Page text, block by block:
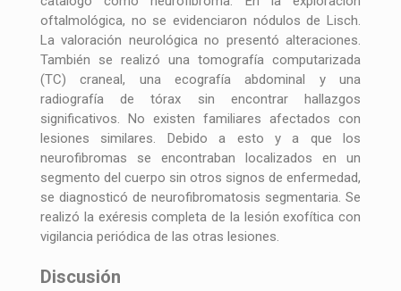
oftalmológica, no se evidenciaron nódulos de Lisch.
La valoración neurológica no presentó alteraciones.
También se realizó una tomografía computarizada
(TC) craneal, una ecografía abdominal y una
radiografía de tórax sin encontrar hallazgos
significativos. No existen familiares afectados con
lesiones similares. Debido a esto y a que los
neurofibromas se encontraban localizados en un
segmento del cuerpo sin otros signos de enfermedad,
se diagnosticó de neurofibromatosis segmentaria. Se
realizó la exéresis completa de la lesión exofítica con
vigilancia periódica de las otras lesiones.
Discusión